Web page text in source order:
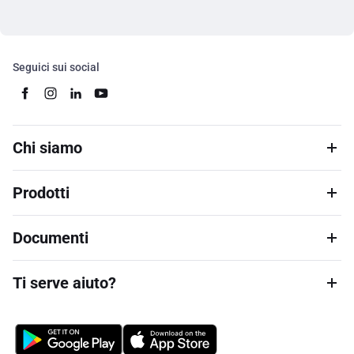
Seguici sui social
Chi siamo
Prodotti
Documenti
Ti serve aiuto?